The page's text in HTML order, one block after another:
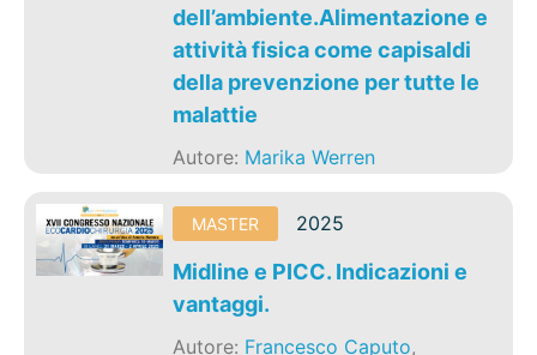
dell’ambiente.Alimentazione e
attività fisica come capisaldi
della prevenzione per tutte le
malattie
Autore: Marika Werren
MASTER 2025
Midline e PICC. Indicazioni e
vantaggi.
Autore: Francesco Caputo,